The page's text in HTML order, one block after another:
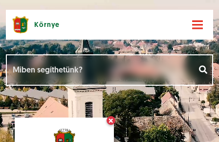
×
Környe
Hírek [
Események []
Dokumentumok []